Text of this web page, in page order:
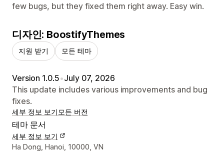
few bugs, but they fixed them right away. Easy win.
디자인: BoostifyThemes
지원 받기 모든 테마
Version 1.0.5•July 07, 2026
This update includes various improvements and bug
fixes.
세부 정보 보기 모든 버전
테마 문서
세부 정보 보기
디자이너 연락처 세부 정보
Ha Dong, Hanoi, 10000, VN